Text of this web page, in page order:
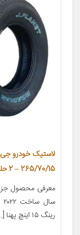
265/70/15 – 2 حلقه
رینگ ۱۵ اینچ پهنا […]